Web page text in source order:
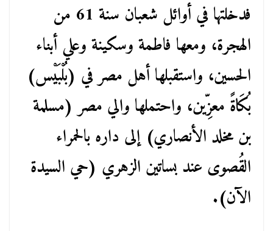
فدخلتها في أوائل شعبان سنة 61 من
الهجرة، ومعها فاطمة وسكينة وعلي أبناء
الحسين، واستقبلها أهل مصر في (بُلْبَيْس)
بُكَاةً معزِّين، واحتملها والي مصر (مسلمة
بن مخلد الأنصاري) إلى داره بالحمراء
القُصوى عند بساتين الزهري (حي السيدة
الآن).